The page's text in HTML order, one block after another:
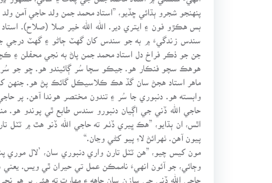
پنهنجو شجرو ٻڌائي ڇڏيو، ”استاد محمد جمن ولد حاجي آمن
بس هڪڙو فون ۽ ايتري دير. الله الله خير صلا (صلاح).
سندس زندگيءَ ۾ به جو سندس کان گهٽ ڄاڻو ۽ گهٽ درجي جي
جن جو ذڪر فراخ دل استاد محمد جمن پاڻ به نجي محفلن ۽
هوهڪ سچو فنڪار هو. جيڪو سچا سُر ڳائيندو هو. ڇو جو سُر
ماهر استاد هجڻ سان گڏ هڪ ڪلاسيڪل گائڪ پڻ هو. جنهن
وابسته هو. دنبوري جا سُر ۽ تندون مختصر هوندا آهن. پر
حاجي الله ڏني جي اڳيان دنبورو سندس طابع ٿي پوندو
اٿس، ان ٻڌايو، ”هڪ ڀيري ڏٺم ته حاجي الله ڏنو هٿ ۾ ٽٽل
پيون آهن. ٺهرائڻ لاءِ پيو کڻي وڃان.“
مون کيس چيو، ”هن ٽٽل تارن واري دنبوري سان، ’لال موري
وڄائي، جو آئون انهيءَ ناممڪن عمل تي حيران ٿي ويس.
حاجي الله ڏني جي سازن سان چاهه ۽ مهارت ته هئي پر هو